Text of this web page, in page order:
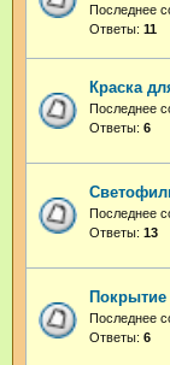
Последнее
Ответы: 11
Краска
Последнее
Ответы: 6
Последнее
Ответы: 13
Покрытие
Последнее
Ответы: 6